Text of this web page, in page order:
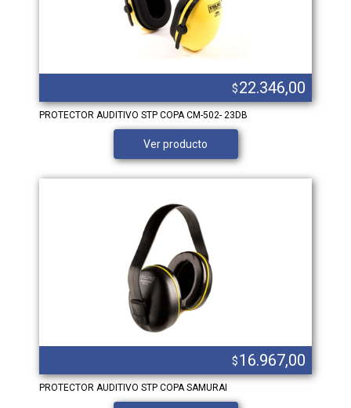
$22.346,00
PROTECTOR AUDITIVO STP COPA CM-502- 23DB
Ver producto
$16.967,00
PROTECTOR AUDITIVO STP COPA SAMURAI